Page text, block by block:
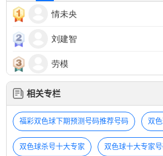
相关专栏
福彩双色球下期预测号码推荐号码 双
双色球杀号十大专家 双色球十大专家